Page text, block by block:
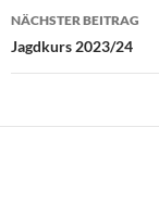
NÄCHSTER BEITRAG
Jagdkurs 2023/24